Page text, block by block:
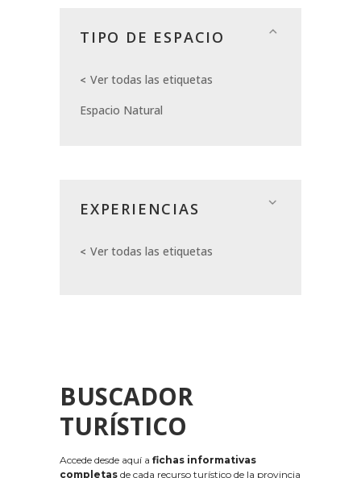
TIPO DE ESPACIO
Ver todas las etiquetas
Espacio Natural
EXPERIENCIAS
Ver todas las etiquetas
BUSCADOR
TURÍSTICO
Accede desde aquí a fichas informativas
completas de cada recurso turístico de la provincia